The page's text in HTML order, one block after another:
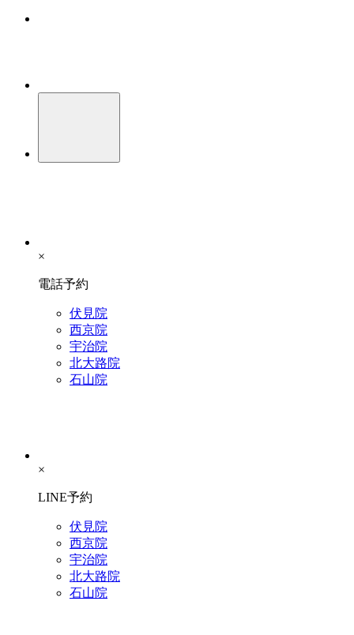
×
電話予約
伏見院
西京院
宇治院
北大路院
石山院
×
LINE予約
伏見院
西京院
宇治院
北大路院
石山院